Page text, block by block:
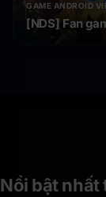
GAME ANDROID
[NDS] Fan
Nổi bật nhất